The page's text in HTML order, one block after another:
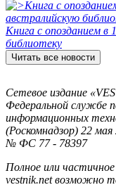
Книга с опозданием в
библиотеку
Читать все новости
Сетевое издание
Федеральной службе
информационных
(Роскомнадзор) 22
№ ФС 77 - 78397
Полное или
vestnik.net возможно